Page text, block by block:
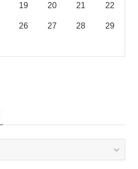
19 20 21 22
26 27 28 29